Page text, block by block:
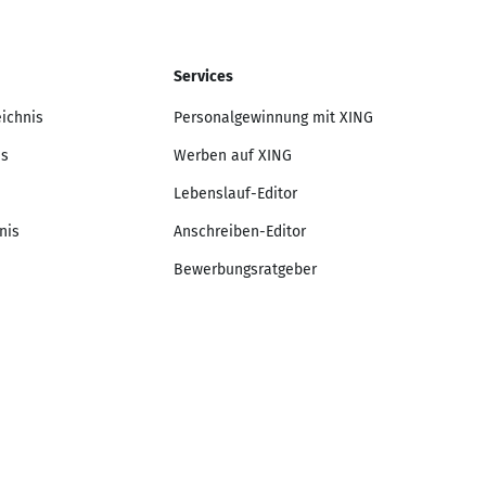
Services
Personalgewinnung mit XING
Werben auf XING
Lebenslauf-Editor
Anschreiben-Editor
Bewerbungsratgeber